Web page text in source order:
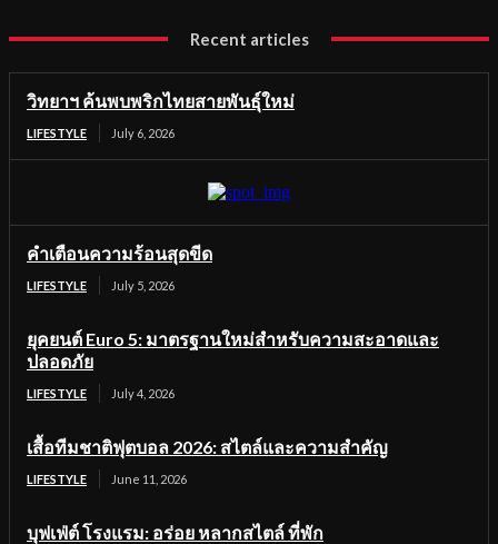
Recent articles
วิทยาฯ ค้นพบพริกไทยสายพันธุ์ใหม่
LIFESTYLE July 6, 2026
คำเตือนความร้อนสุดขีด
LIFESTYLE July 5, 2026
ยุคยนต์ Euro 5: มาตรฐานใหม่สำหรับความสะอาดและ
ปลอดภัย
LIFESTYLE July 4, 2026
เสื้อทีมชาติฟุตบอล 2026: สไตล์และความสำคัญ
LIFESTYLE June 11, 2026
บุฟเฟ่ต์ โรงแรม: อร่อย หลากสไตล์ ที่พัก